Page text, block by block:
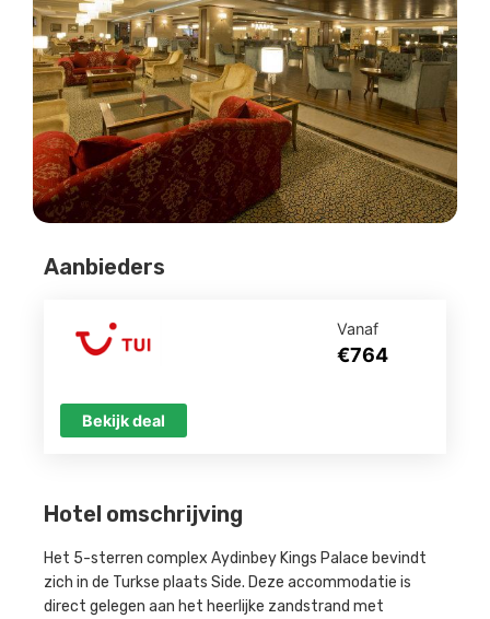
Hotel omschrijving
Het 5-sterren complex Aydinbey Kings Palace bevindt
zich in de Turkse plaats Side. Deze accommodatie is
direct gelegen aan het heerlijke zandstrand met
Aanbieders
Vanaf
€764
Bekijk deal